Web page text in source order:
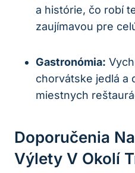
a histórie, čo robí
zaujímavou pre
Gastronómia:
chorvátske jedlá a
miestnych
Doporučenia
Výlety V Okolí